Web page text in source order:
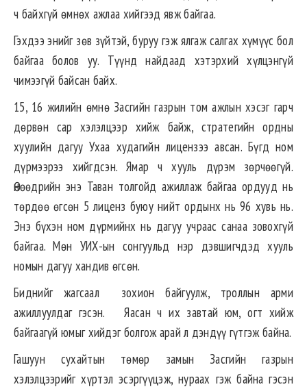
ч байхгүй өмнөх ажлаа хийгээд явж байгаа.
Гэхдээ энийг зөв зүйтэй, буруу гэж ялгаж салгах хүмүүс бол
байгаа болов уу. Түүнд найдаад хэтэрхий хүлцэнгүй
чимээгүй байсан байх.
15, 16 жилийн өмнө Засгийн газрын том ажлын хэсэг гарч
дөрвөн сар хэлэлцээр хийж байж, стратегийн ордны
хуулийн дагуу Ухаа худагийн лицензээ авсан. Бүгд ном
дүрмээрээ хийгдсэн. Ямар ч хууль дүрэм зөрчөөгүй.
Өнөөдрийн энэ Таван толгойд ажиллаж байгаа ордууд нь
төрдөө өгсөн 5 лиценз буюу нийт ордынх нь 96 хувь нь.
Энэ бүхэн ном дүрмийнх нь дагуу учраас санаа зовохгүй
байгаа. Мөн УИХ-ын сонгуульд нэр дэвшигчдэд хууль
номын дагуу хандив өгсөн.
Биднийг жагсаал зохион байгуулж, троллын арми
ажиллуулдаг гэсэн. Яасан ч их завтай юм, огт хийж
байгаагүй юмыг хийдэг болгож арай л дэндүү гүтгэж байна.
Гашуун сухайтын төмөр замын Засгийн газрын
хэлэлцээрийг хүртэл эсэргүүцэж, нураах гэж байна гэсэн